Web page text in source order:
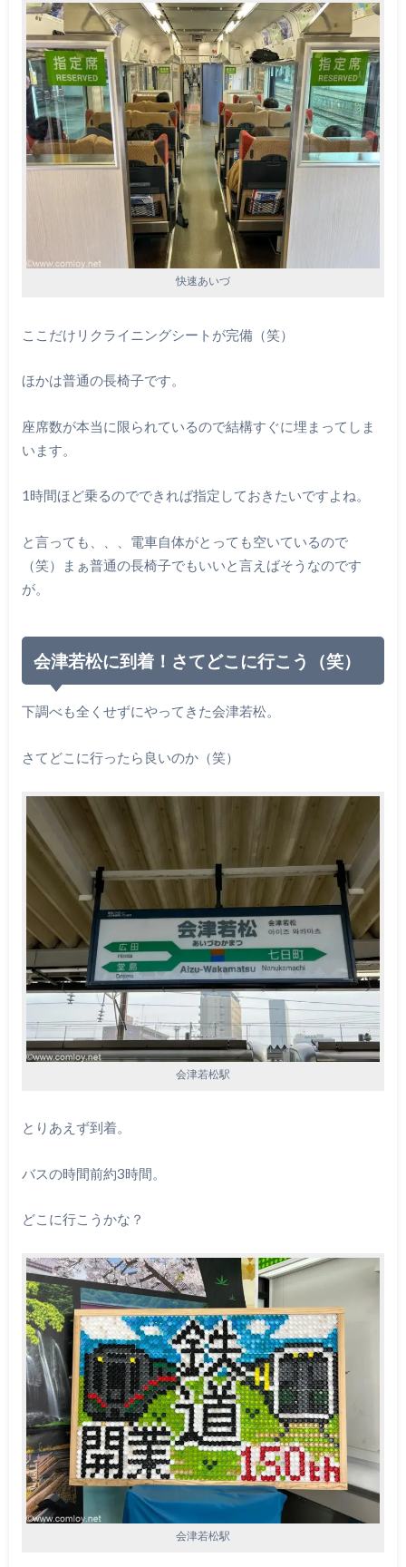
快速あいづ
ここだけリクライニングシートが完備（笑）
ほかは普通の長椅子です。
座席数が本当に限られているので結構すぐに埋まってしま
います。
1時間ほど乗るのでできれば指定しておきたいですよね。
と言っても、、、電車自体がとっても空いているので
（笑）まぁ普通の長椅子でもいいと言えばそうなのです
が。
会津若松に到着！さてどこに行こう（笑）
下調べも全くせずにやってきた会津若松。
さてどこに行ったら良いのか（笑）
会津若松駅
とりあえず到着。
バスの時間前約3時間。
どこに行こうかな？
会津若松駅